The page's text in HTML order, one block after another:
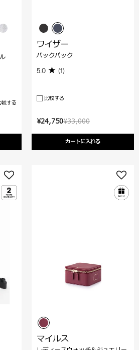
較する
¥33,000
¥24,750
カートに入れる
ワイザー
バックパック
5.0 (1)
比較する
マイルス